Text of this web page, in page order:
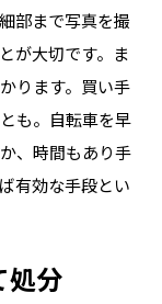
部まで写真を撮
が大切です。ま
ります。買い手
も。自転車を早
、時間もあり手
有効な手段とい
処分